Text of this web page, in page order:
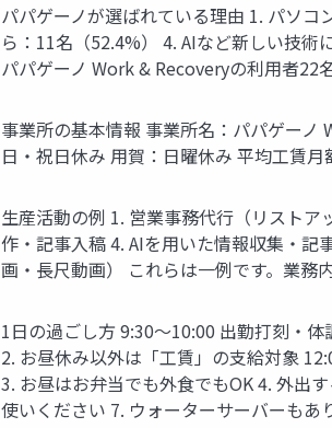
パパゲーノが選ばれている理由 1. パソ
ら：11名（52.4%） 4. AIなど新しい技
パパゲーノ Work & Recoveryの利用者22
事業所の基本情報 事業所名：パパゲー
日・祝日休み 用賀：日曜休み 平均工賃
生産活動の例 1. 営業事務代行（リスト
作・記事入稿 4. AIを用いた情報収集・記
画・長尺動画） これらは一例です。業務
1日の過ごし方 9:30〜10:00 出勤打刻・
2. お昼休み以外は「工賃」の支給対象
3. お昼はお弁当でも外食でもOK 4. 外出
使いください 7. ウォーターサーバーも